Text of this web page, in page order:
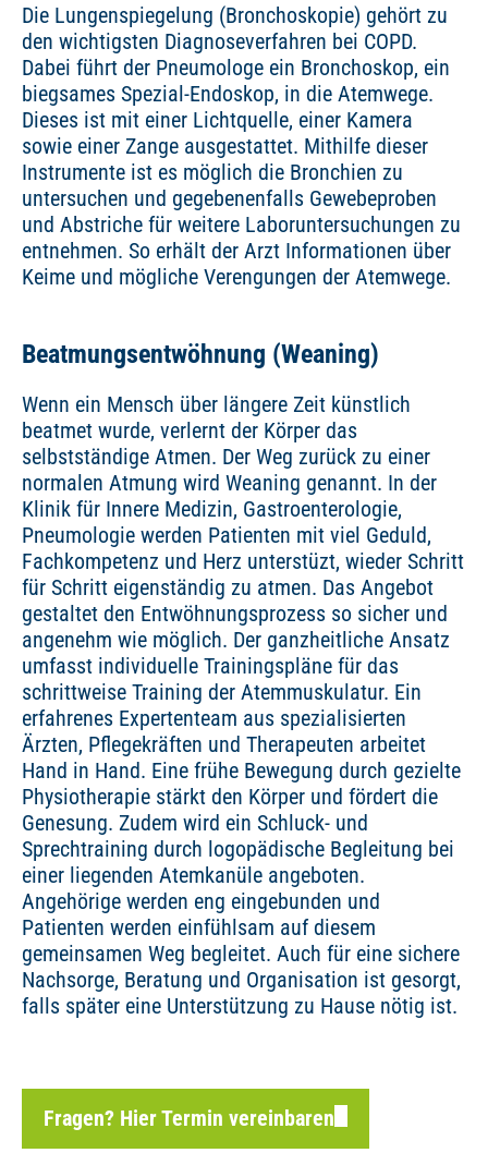
Die Lungenspiegelung (Bronchoskopie) gehört zu
den wichtigsten Diagnoseverfahren bei COPD.
Dabei führt der Pneumologe ein Bronchoskop, ein
biegsames Spezial-Endoskop, in die Atemwege.
Dieses ist mit einer Lichtquelle, einer Kamera
sowie einer Zange ausgestattet. Mithilfe dieser
Instrumente ist es möglich die Bronchien zu
untersuchen und gegebenenfalls Gewebeproben
und Abstriche für weitere Laboruntersuchungen zu
entnehmen. So erhält der Arzt Informationen über
Keime und mögliche Verengungen der Atemwege.
Beatmungsentwöhnung (Weaning)
Wenn ein Mensch über längere Zeit künstlich
beatmet wurde, verlernt der Körper das
selbstständige Atmen. Der Weg zurück zu einer
normalen Atmung wird Weaning genannt. In der
Klinik für Innere Medizin, Gastroenterologie,
Pneumologie werden Patienten mit viel Geduld,
Fachkompetenz und Herz unterstüzt, wieder Schritt
für Schritt eigenständig zu atmen. Das Angebot
gestaltet den Entwöhnungsprozess so sicher und
angenehm wie möglich. Der ganzheitliche Ansatz
umfasst individuelle Trainingspläne für das
schrittweise Training der Atemmuskulatur. Ein
erfahrenes Expertenteam aus spezialisierten
Ärzten, Pflegekräften und Therapeuten arbeitet
Hand in Hand. Eine frühe Bewegung durch gezielte
Physiotherapie stärkt den Körper und fördert die
Genesung. Zudem wird ein Schluck- und
Sprechtraining durch logopädische Begleitung bei
einer liegenden Atemkanüle angeboten.
Angehörige werden eng eingebunden und
Patienten werden einfühlsam auf diesem
gemeinsamen Weg begleitet. Auch für eine sichere
Nachsorge, Beratung und Organisation ist gesorgt,
falls später eine Unterstützung zu Hause nötig ist.
Fragen? Hier Termin vereinbaren